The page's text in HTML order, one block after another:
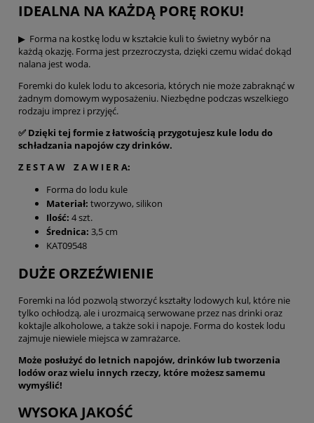
IDEALNA NA KAŻDĄ PORĘ ROKU!
▶ Forma na kostkę lodu w kształcie kuli to świetny wybór na
każdą okazję. Forma jest przezroczysta, dzięki czemu widać dokąd
nalana jest woda.
Foremki do kulek lodu to akcesoria, których nie może zabraknąć w
żadnym domowym wyposażeniu. Niezbędne podczas wszelkiego
rodzaju imprez i przyjęć.
✅ Dzięki tej formie z łatwością przygotujesz kule lodu do
schładzania napojów czy drinków.
Z E S T A W Z A W I E R A:
Forma do lodu kule
Materiał: tworzywo, silikon
Ilość: 4 szt.
Średnica: 3,5 cm
KAT09548
DUŻE ORZEŹWIENIE
Foremki na lód pozwolą stworzyć kształty lodowych kul, które nie
tylko ochłodzą, ale i urozmaicą serwowane przez nas drinki oraz
koktajle alkoholowe, a także soki i napoje. Forma do kostek lodu
zajmuje niewiele miejsca w zamrażarce.
Może posłużyć do letnich napojów, drinków lub tworzenia
lodów oraz wielu innych rzeczy, które możesz samemu
wymyślić!
WYSOKA JAKOŚĆ